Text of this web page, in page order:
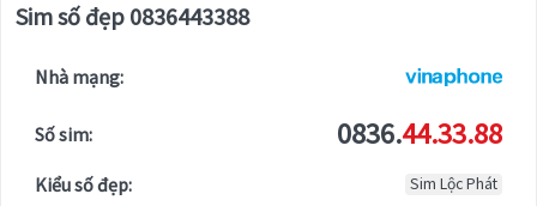
Sim số đẹp 0836443388
Nhà mạng:
Số sim: 0836.44.33.88
Kiểu số đẹp: Sim Lộc Phát